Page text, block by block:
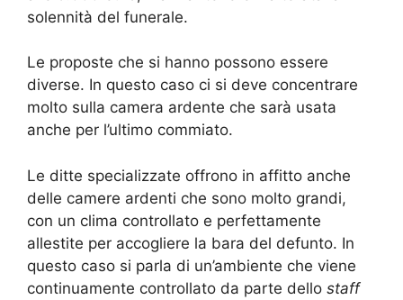
solennità del funerale.
Le proposte che si hanno possono essere
diverse. In questo caso ci si deve concentrare
molto sulla camera ardente che sarà usata
anche per l’ultimo commiato.
Le ditte specializzate offrono in affitto anche
delle camere ardenti che sono molto grandi,
con un clima controllato e perfettamente
allestite per accogliere la bara del defunto. In
questo caso si parla di un’ambiente che viene
continuamente controllato da parte dello staff